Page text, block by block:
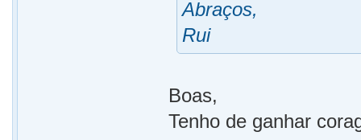
Abraços,
Rui
Boas,
Tenho de ganhar